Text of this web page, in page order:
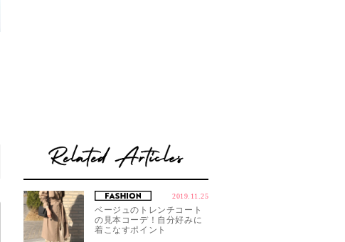
2019.11.25
ベージュのトレンチコート
の見本コーデ！自分好みに
着こなすポイント